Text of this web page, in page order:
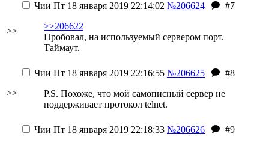
>>
Чии Пт 18 января 2019 22:14:02 №206624
#7
>>206622
Пробовал, на используемый сервером порт.
Таймаут.
>>
Чии Пт 18 января 2019 22:16:55 №206625
#8
P.S. Похоже, что мой самописный сервер не
поддерживает протокол telnet.
Чии Пт 18 января 2019 22:18:33 №206626
#9